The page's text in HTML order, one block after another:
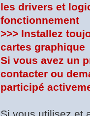
les drivers et
fonctionnement
>>> Installez
cartes graphique
Si vous avez un
contacter ou
participé
Si vous utilisez et